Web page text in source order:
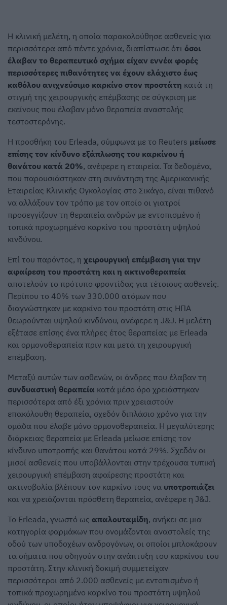
Η κλινική μελέτη, η οποία παρακολούθησε ασθενείς για
περισσότερα από πέντε χρόνια, διαπίστωσε ότι όσοι
έλαβαν το θεραπευτικό σχήμα είχαν εννέα φορές
περισσότερες πιθανότητες να έχουν ελάχιστο έως
καθόλου ανιχνεύσιμο καρκίνο στον προστάτη κατά τη
στιγμή της χειρουργικής επέμβασης σε σύγκριση με
εκείνους που έλαβαν μόνο θεραπεία αναστολής
τεστοστερόνης.
Η προσθήκη του Erleada, σύμφωνα με το Reuters μείωσε
επίσης τον κίνδυνο εξάπλωσης του καρκίνου ή
θανάτου κατά 20%, ανέφερε η εταιρεία. Τα δεδομένα,
που παρουσιάστηκαν στη συνάντηση της Αμερικανικής
Εταιρείας Κλινικής Ογκολογίας στο Σικάγο, είναι πιθανό
να αλλάξουν τον τρόπο με τον οποίο οι γιατροί
προσεγγίζουν τη θεραπεία ανδρών με εντοπισμένο ή
τοπικά προχωρημένο καρκίνο του προστάτη υψηλού
κινδύνου.
Επί του παρόντος, η χειρουργική επέμβαση για την
αφαίρεση του προστάτη και η ακτινοθεραπεία
αποτελούν το πρότυπο φροντίδας για τέτοιους ασθενείς.
Περίπου το 40% των 330.000 ατόμων που
διαγνώστηκαν με καρκίνο του προστάτη στις ΗΠΑ
θεωρούνται υψηλού κινδύνου, ανέφερε η J&J. Η μελέτη
εξέτασε επίσης ένα πλήρες έτος θεραπείας με Erleada
και ορμονοθεραπεία πριν και μετά τη χειρουργική
επέμβαση.
Μεταξύ αυτών των ασθενών, οι άνδρες που έλαβαν τη
συνδυαστική θεραπεία κατά μέσο όρο χρειάστηκαν
περισσότερα από έξι χρόνια πριν χρειαστούν
επακόλουθη θεραπεία, σχεδόν διπλάσιο χρόνο για την
ομάδα που έλαβε μόνο ορμονοθεραπεία. Η μεγαλύτερης
διάρκειας θεραπεία με Erleada μείωσε επίσης τον
κίνδυνο υποτροπής και θανάτου κατά 29%. Σχεδόν οι
μισοί ασθενείς που υποβάλλονται στην τρέχουσα τυπική
χειρουργική επέμβαση αφαίρεσης προστάτη και
ακτινοβολία βλέπουν τον καρκίνο τους να υποτροπιάζει
και να χρειάζονται πρόσθετη θεραπεία, ανέφερε η J&J.
Το Erleada, γνωστό ως απαλουταμίδη, ανήκει σε μια
κατηγορία φαρμάκων που ονομάζονται αναστολείς της
οδού των υποδοχέων ανδρογόνων, οι οποίοι μπλοκάρουν
τα σήματα που οδηγούν στην ανάπτυξη του καρκίνου του
προστάτη. Στην κλινική δοκιμή συμμετείχαν
περισσότεροι από 2.000 ασθενείς με εντοπισμένο ή
τοπικά προχωρημένο καρκίνο του προστάτη υψηλού